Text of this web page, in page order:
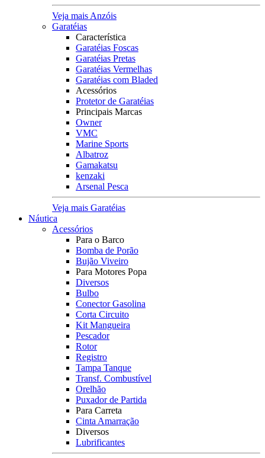
Veja mais Anzóis
Garatéias
Característica
Garatéias Foscas
Garatéias Pretas
Garatéias Vermelhas
Garatéias com Bladed
Acessórios
Protetor de Garatéias
Principais Marcas
Owner
VMC
Marine Sports
Albatroz
Gamakatsu
kenzaki
Arsenal Pesca
Veja mais Garatéias
Náutica
Acessórios
Para o Barco
Bomba de Porão
Bujão Viveiro
Para Motores Popa
Diversos
Bulbo
Conector Gasolina
Corta Circuito
Kit Mangueira
Pescador
Rotor
Registro
Tampa Tanque
Transf. Combustível
Orelhão
Puxador de Partida
Para Carreta
Cinta Amarração
Diversos
Lubrificantes